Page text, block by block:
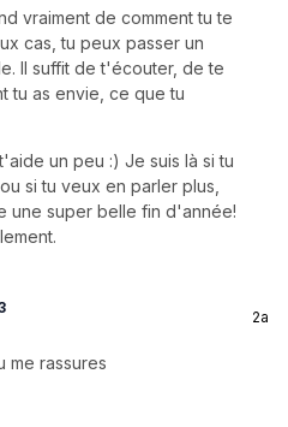
vraiment de comment tu te
cas, tu peux passer un
Il suffit de t'écouter, de te
tu as envie, ce que tu
un peu :) Je suis là si tu
si tu veux en parler plus,
une super belle fin d'année!
2a
me rassures